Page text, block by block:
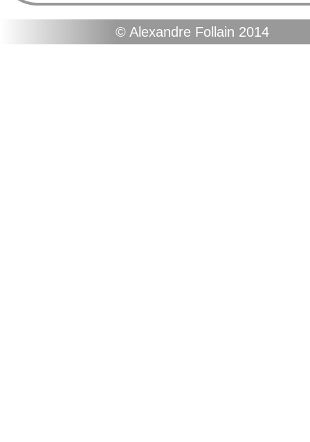
© Alexandre Follain 2014